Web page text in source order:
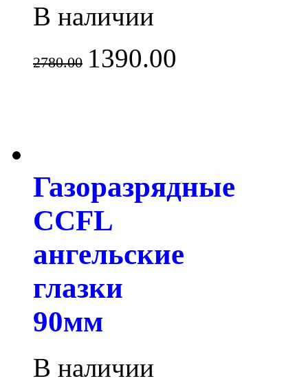
В наличии
2780.00 1390.00
Газоразрядные
CCFL
ангельские
глазки
90мм
В наличии